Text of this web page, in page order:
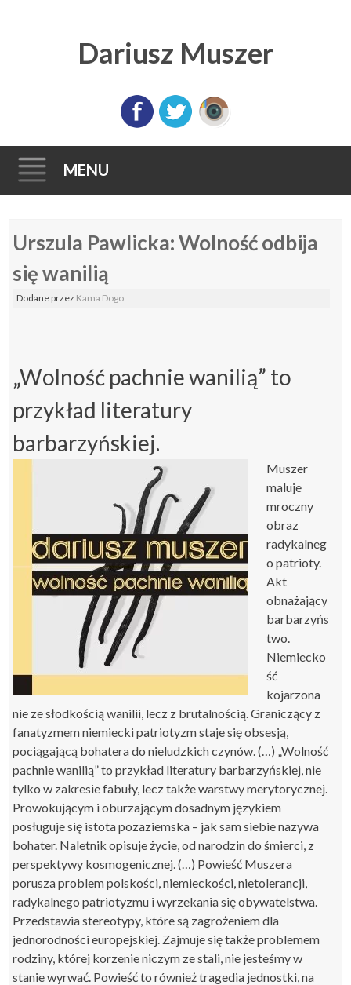
Dariusz Muszer
MENU
to
Urszula Pawlicka: Wolność odbija
się wanilią
Dodaneprzez Kama Dogo
„Wolność pachnie wanilią” to
przykład literatury
barbarzyńskiej.
Muszer
maluje
mroczny
obraz
radykalneg
o patrioty.
Akt
obnażający
barbarzyńs
two.
Niemiecko
ść
kojarzona
nie ze słodkością wanilii, lecz z brutalnością. Graniczący z
fanatyzmem niemiecki patriotyzm staje się obsesją,
pociągającą bohatera do nieludzkich czynów. (…) „Wolność
pachnie wanilią” to przykład literatury barbarzyńskiej, nie
tylko w zakresie fabuły, lecz także warstwy merytorycznej.
Prowokującym i oburzającym dosadnym językiem
posługuje się istota pozaziemska – jak sam siebie nazywa
bohater. Naletnik opisuje życie, od narodzin do śmierci, z
perspektywy kosmogenicznej. (…) Powieść Muszera
porusza problem polskości, niemieckości, nietolerancji,
radykalnego patriotyzmu i wyrzekania się obywatelstwa.
Przedstawia stereotypy, które są zagrożeniem dla
jednorodności europejskiej. Zajmuje się także problemem
rodziny, której korzenie niczym ze stali, nie jesteśmy w
stanie wyrwać. Powieść to również tragedia jednostki, na